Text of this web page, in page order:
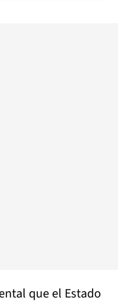
que el Estado